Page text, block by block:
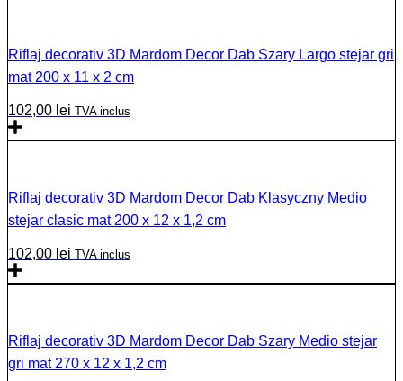
Riflaj decorativ 3D Mardom Decor Dab Szary Largo stejar gri
mat 200 x 11 x 2 cm
102,00 lei TVA inclus
Riflaj decorativ 3D Mardom Decor Dab Klasyczny Medio
stejar clasic mat 200 x 12 x 1,2 cm
102,00 lei TVA inclus
Riflaj decorativ 3D Mardom Decor Dab Szary Medio stejar
gri mat 270 x 12 x 1,2 cm